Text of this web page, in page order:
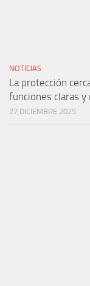
NOTICIAS
La protección
funciones claras y
27 DICIEMBRE 2025